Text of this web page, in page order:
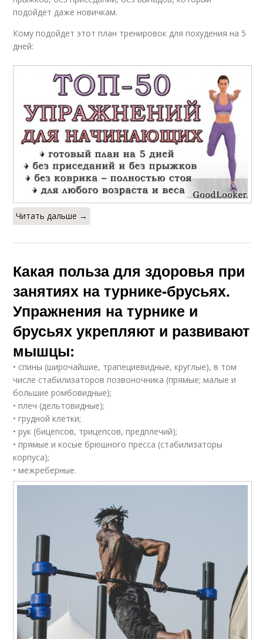
подойдет даже новичкам.
Кому подойдет этот план тренировок для похудения на 5
дней:
Читать дальше →
Какая польза для здоровья при
занятиях на турнике-брусьях.
Упражнения на турнике и
брусьях укрепляют и развивают
мышцы:
• спины (широчайшие, трапециевидные, круглые), в том
числе стабилизаторов позвоночника (прямые; малые и
большие ромбовидные);
• плеч (дельтовидные);
• грудной клетки;
• рук (бицепсов, трицепсов, предплечий);
• прямые и косые брюшного пресса (стабилизаторы
корпуса);
• межреберные.